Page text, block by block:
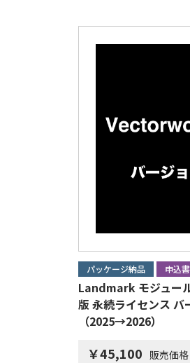
パッケージ納品 申込
Landmark モジュー
版 永続ライセンス バ
（2025→2026）
￥45,100 販売価格